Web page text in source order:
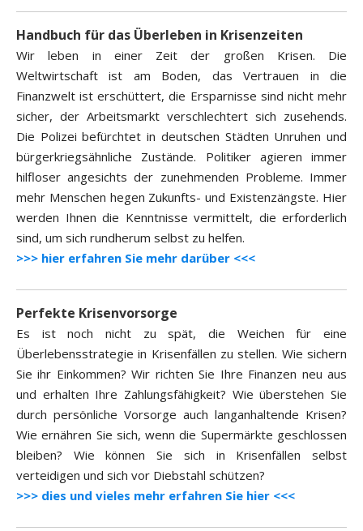
Handbuch für das Überleben in Krisenzeiten
Wir leben in einer Zeit der großen Krisen. Die
Weltwirtschaft ist am Boden, das Vertrauen in die
Finanzwelt ist erschüttert, die Ersparnisse sind nicht mehr
sicher, der Arbeitsmarkt verschlechtert sich zusehends.
Die Polizei befürchtet in deutschen Städten Unruhen und
bürgerkriegsähnliche Zustände. Politiker agieren immer
hilfloser angesichts der zunehmenden Probleme. Immer
mehr Menschen hegen Zukunfts- und Existenzängste. Hier
werden Ihnen die Kenntnisse vermittelt, die erforderlich
sind, um sich rundherum selbst zu helfen.
>>> hier erfahren Sie mehr darüber <<<
Perfekte Krisenvorsorge
Es ist noch nicht zu spät, die Weichen für eine
Überlebensstrategie in Krisenfällen zu stellen. Wie sichern
Sie ihr Einkommen? Wir richten Sie Ihre Finanzen neu aus
und erhalten Ihre Zahlungsfähigkeit? Wie überstehen Sie
durch persönliche Vorsorge auch langanhaltende Krisen?
Wie ernähren Sie sich, wenn die Supermärkte geschlossen
bleiben? Wie können Sie sich in Krisenfällen selbst
verteidigen und sich vor Diebstahl schützen?
>>> dies und vieles mehr erfahren Sie hier <<<